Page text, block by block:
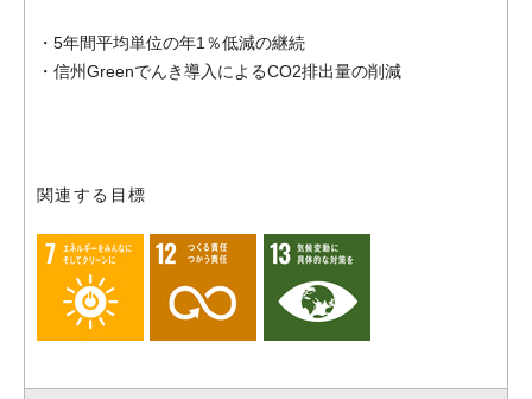
・5年間平均単位の年1％低減の継続
・信州Greenでんき導入によるCO2排出量の削減
関連する目標